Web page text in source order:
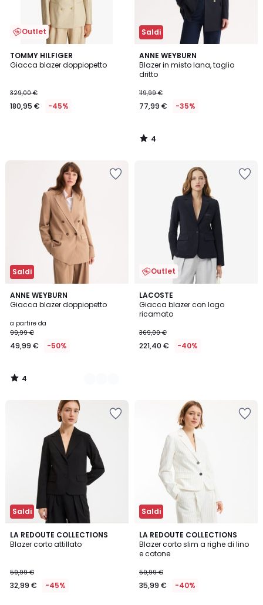
Outlet
TOMMY HILFIGER
Giacca blazer doppiopetto
329,00 €
180,95 € -45%
Saldi
ANNE WEYBURN
Blazer in misto lana, taglio
dritto
119,99 €
77,99 € -35%
4
/
5
4
/
Saldi
ANNE WEYBURN
Giacca blazer doppiopetto
a partire da
99,99 €
49,99 € -50%
4
/
2
Colori
4
/
Outlet
LACOSTE
Giacca blazer con logo
ricamato
369,00 €
221,40 € -40%
Saldi
LA REDOUTE COLLECTIONS
Blazer corto attillato
59,99 €
32,99 € -45%
4
/
Saldi
LA REDOUTE COLLECTIONS
Blazer corto slim a righe di lino
e cotone
59,99 €
35,99 € -40%
5
/
5